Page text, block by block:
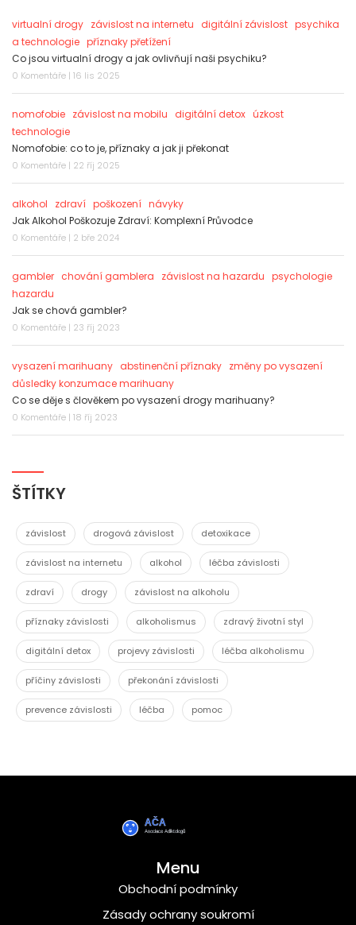
virtualní drogy závislost na internetu digitální závislost psychika
a technologie příznaky přetížení
Co jsou virtualní drogy a jak ovlivňují naši psychiku?
0 Komentáře | 16 lis 2025
nomofobie závislost na mobilu digitální detox úzkost
technologie
Nomofobie: co to je, příznaky a jak ji překonat
0 Komentáře | 22 říj 2025
alkohol zdraví poškození návyky
Jak Alkohol Poškozuje Zdraví: Komplexní Průvodce
0 Komentáře | 2 bře 2024
gambler chování gamblera závislost na hazardu psychologie
hazardu
Jak se chová gambler?
0 Komentáře | 23 říj 2023
vysazení marihuany abstinenční příznaky změny po vysazení
důsledky konzumace marihuany
Co se děje s člověkem po vysazení drogy marihuany?
0 Komentáře | 18 říj 2023
ŠTÍTKY
závislost drogová závislost detoxikace
závislost na internetu alkohol léčba závislosti
zdraví drogy závislost na alkoholu
příznaky závislosti alkoholismus zdravý životní styl
digitální detox projevy závislosti léčba alkoholismu
příčiny závislosti překonání závislosti
prevence závislosti léčba pomoc
Menu
Obchodní podmínky
Zásady ochrany soukromí